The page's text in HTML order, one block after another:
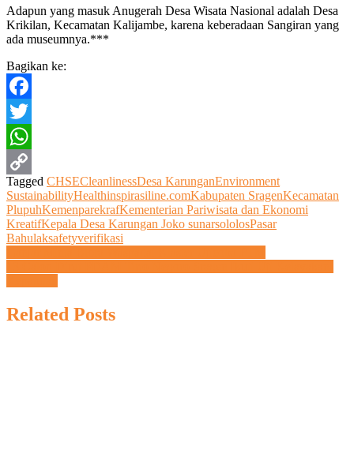
Adapun yang masuk Anugerah Desa Wisata Nasional adalah Desa
Krikilan, Kecamatan Kalijambe, karena keberadaan Sangiran yang
ada museumnya.***
Bagikan ke:
Facebook
Twitter
WhatsApp
Copy
Link
Tagged CHSECleanlinessDesa KarunganEnvironment
SustainabilityHealthinspirasiline.comKabupaten SragenKecamatan
PlupuhKemenparekrafKementerian Pariwisata dan Ekonomi
KreatifKepala Desa Karungan Joko sunarsololosPasar
Bahulaksafetyverifikasi
Navigasi
pos
Related Posts